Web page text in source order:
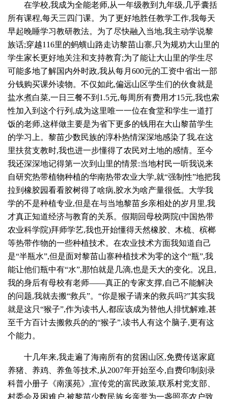
在学校,我成为全能老师,从一年级教到九年级,几乎囊括
所有课程,每天三四门课。为了更好地胜任教学工作,我每天
早起晚睡学习教研教法。为了尽快融入当地,我主动学说黎
族话;穿越116里的蚂蟥山路走访黎苗山寨,只为规劝大山里的
学生家长更好地关注和支持教育;为了能让大山里的学生尽
可能多地了解国内外时政,我从每月600元的工资中省出一部
分钱购买课外读物。不仅如此,偏远山区学生们的伙食就是
盐水煮白菜,一日三餐不到1.5元,每周所有费用才15元,我也索
性加入到这个行列,成为这里唯一一位在食堂和学生一道打
饭的老师,这样做主要是为省下更多的钱用在大山黎苗学生
的学习上。黎苗少数民族的淳朴热情深深地感染了我,在这
里扶贫支教时,我也进一步懂得了农民对土地的感情。至今
我还深深地记得第一次到山里的情景:当地村民一听我说来
自研究热带植物种植的华南热带农业大学,就“强制性”地把我
拉到橡胶园看看胶树得了啥病,胶水为啥产量很低。大学我
学的不是种植专业,但是在与当地黎苗乡亲相处的岁月里,我
才真正知道经济与教育的关系。假期回母校两院(中国热带
农业科学院)拜师学艺,我也开始懂得天然橡胶、木梳、槟榔
等热带作物的一些种植技术。在农业技术方面我知道自己
是“半瓶水”,但是面对黎苗山寨种植技术为零的这个“瓶”,我
能让他们瓶中有“水”,那怕就是几滴,也是天大的变化。况且,
我的身后有母校有老师——真正的专家支撑,自己不能解决
的问题,我就去搬“救兵”。“你是猴子请来的救兵吗?”其实我
就是这只“猴子”,作为读书人,都应该成为替他人排忧解难,甚
至千方百计去搬救兵的的“猴子”,读书人有这个脑子,更有这
个能力。
十几年来,我走遍了海南所有的贫困山区,免费传送家庭
养猪、养鸡、养鱼等技术,从2007年开始至今,自费印制刻录
科普小册子《南溪苑》,宣传党的富民政策,联系村党支部、
村委会及困难户,被黎苗少数民族乡亲誉为一盏照亮农户致